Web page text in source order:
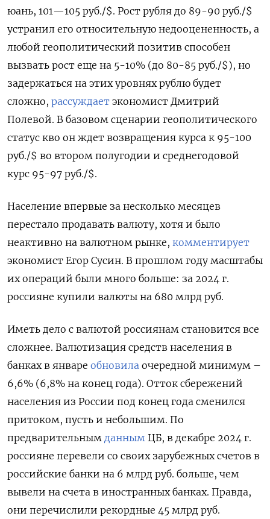
юань, 101—105 руб./$. Рост рубля до 89-90 руб./$
устранил его относительную недооцененность, а
любой геополитический позитив способен
вызвать рост еще на 5-10% (до 80-85 руб./$), но
задержаться на этих уровнях рублю будет
сложно, рассуждает экономист Дмитрий
Полевой. В базовом сценарии геополитического
статус кво он ждет возвращения курса к 95-100
руб./$ во втором полугодии и среднегодовой
курс 95-97 руб./$.
Население впервые за несколько месяцев
перестало продавать валюту, хотя и было
неактивно на валютном рынке, комментирует
экономист Егор Сусин. В прошлом году масштабы
их операций были много больше: за 2024 г.
россияне купили валюты на 680 млрд руб.
Иметь дело с валютой россиянам становится все
сложнее. Валютизация средств населения в
банках в январе обновила очередной минимум –
6,6% (6,8% на конец года). Отток сбережений
населения из России под конец года сменился
притоком, пусть и небольшим. По
предварительным данным ЦБ, в декабре 2024 г.
россияне перевели со своих зарубежных счетов в
российские банки на 6 млрд руб. больше, чем
вывели на счета в иностранных банках. Правда,
они перечислили рекордные 45 млрд руб.